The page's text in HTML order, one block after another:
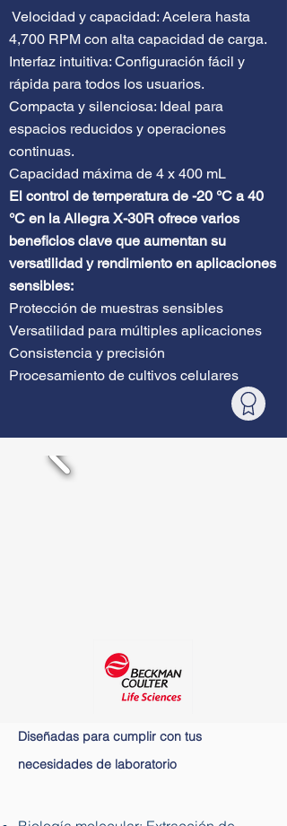
Velocidad y capacidad: Acelera hasta
4,700 RPM con alta capacidad de carga.
Interfaz intuitiva: Configuración fácil y
rápida para todos los usuarios.
Compacta y silenciosa: Ideal para
espacios reducidos y operaciones
continuas.
Capacidad máxima de 4 x 400 mL
El control de temperatura de -20 °C a 40
°C en la Allegra X-30R ofrece varios
beneficios clave que aumentan su
versatilidad y rendimiento en aplicaciones
sensibles:
Protección de muestras sensibles
Versatilidad para múltiples aplicaciones
Consistencia y precisión
Procesamiento de cultivos celulares
Diseñadas para cumplir con tus
necesidades de laboratorio